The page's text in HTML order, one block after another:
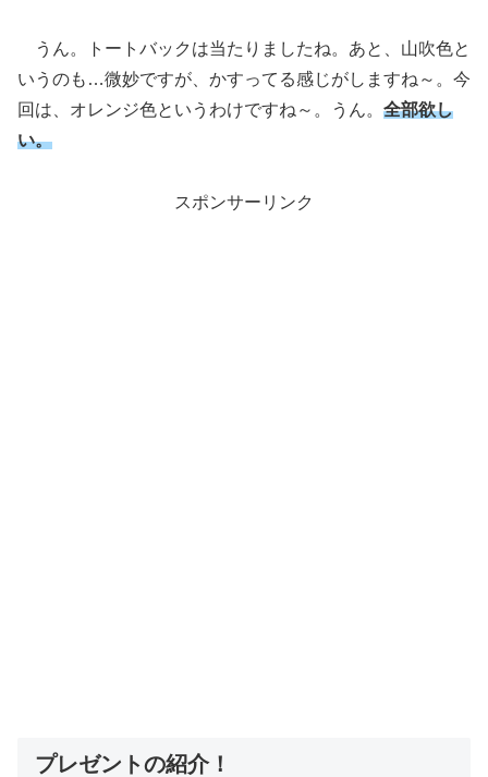
うん。トートバックは当たりましたね。あと、山吹色と
いうのも…微妙ですが、かすってる感じがしますね～。今
回は、オレンジ色というわけですね～。うん。 全部欲し
い。
スポンサーリンク
プレゼントの紹介！